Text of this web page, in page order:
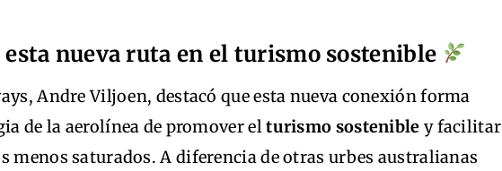
nueva ruta en el turismo sostenible
Andre Viljoen, destacó que esta nueva conexión forma
de la aerolínea de promover elturismo sostenible y facilitar
menos saturados. A diferencia de otras urbes australianas